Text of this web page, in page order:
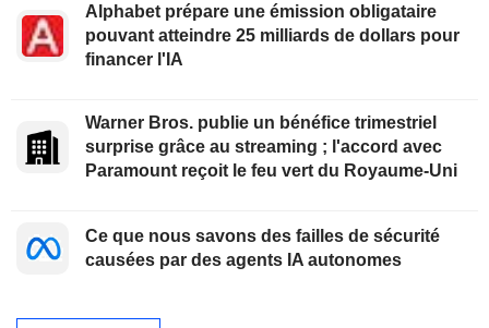
Alphabet prépare une émission obligataire
pouvant atteindre 25 milliards de dollars pour
financer l'IA
Warner Bros. publie un bénéfice trimestriel
surprise grâce au streaming ; l'accord avec
Paramount reçoit le feu vert du Royaume-Uni
Ce que nous savons des failles de sécurité
causées par des agents IA autonomes